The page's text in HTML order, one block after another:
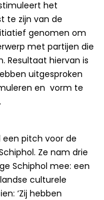
het
te zijn van de
genomen om
met partijen die
Resultaat hiervan is
uitgesproken
en vorm te
een pitch voor de
Ze nam drie
Schiphol mee: een
culturele
‘Zij hebben